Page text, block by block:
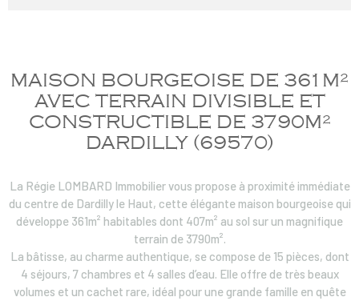
MAISON BOURGEOISE DE 361M²
AVEC TERRAIN DIVISIBLE ET
CONSTRUCTIBLE DE 3790M²
DARDILLY (69570)
La Régie LOMBARD Immobilier vous propose à proximité immédiate
du centre de Dardilly le Haut, cette élégante maison bourgeoise qui
développe 361m² habitables dont 407m² au sol sur un magnifique
terrain de 3790m².
La bâtisse, au charme authentique, se compose de 15 pièces, dont
4 séjours, 7 chambres et 4 salles d’eau. Elle offre de très beaux
volumes et un cachet rare, idéal pour une grande famille en quête